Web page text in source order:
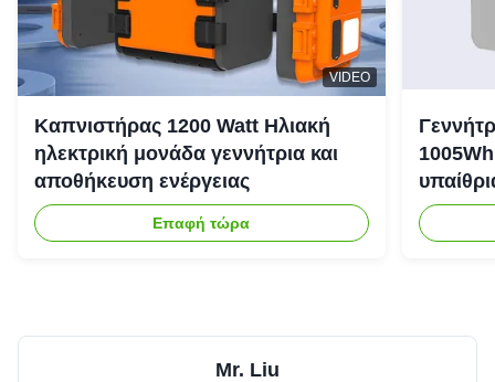
VIDEO
Καπνιστήρας 1200 Watt Ηλιακή
ηλεκτρική μονάδα γεννήτρια και
αποθήκευση ενέργειας
Επαφή τώρα
Mr. Liu